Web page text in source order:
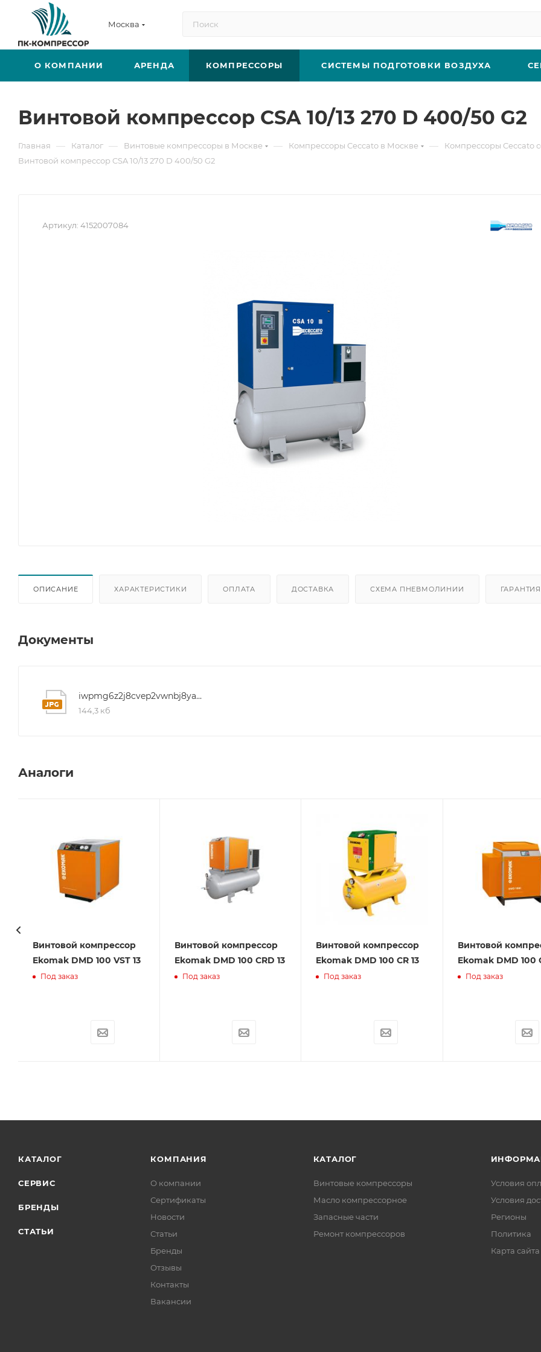
Москва
О КОМПАНИИ АРЕНДА КОМПРЕССОРЫ СИСТЕМЫ ПОДГОТОВКИ ВОЗДУХА
Винтовой компрессор CSA 10/13 270 D 400/50 G2
Главная — Каталог — Винтовые компрессоры в Москве — Компрессоры Ceccato в Москве — Компрессоры Ceccato
Винтовой компрессор CSA 10/13 270 D 400/50 G2
Артикул: 4152007084
ОПИСАНИЕ ХАРАКТЕРИСТИКИ ОПЛАТА ДОСТАВКА СХЕМА ПНЕВМОЛИНИИ ГАРАНТИЯ
Документы
iwpmg6z2j8cvep2vwnbj8yax1vt40f8d
144,3 кб
Аналоги
Винтовой компрессор
Ekomak DMD 100 VST 13
Под заказ
Винтовой компрессор
Ekomak DMD 100 CRD 13
Под заказ
Винтовой компрессор
Ekomak DMD 100 CR 13
Под заказ
Винтовой
Ekomak DMD 100
Под заказ
КАТАЛОГ
СЕРВИС
БРЕНДЫ
СТАТЬИ
КОМПАНИЯ
О компании
Сертификаты
Новости
Статьи
Бренды
Отзывы
Контакты
Вакансии
КАТАЛОГ
Винтовые компрессоры
Масло компрессорное
Запасные части
Ремонт компрессоров
Условия
Условия
Регионы
Политика
Карта сайта